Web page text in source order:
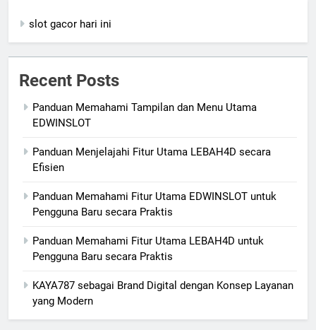
slot gacor hari ini
Recent Posts
Panduan Memahami Tampilan dan Menu Utama
EDWINSLOT
Panduan Menjelajahi Fitur Utama LEBAH4D secara
Efisien
Panduan Memahami Fitur Utama EDWINSLOT untuk
Pengguna Baru secara Praktis
Panduan Memahami Fitur Utama LEBAH4D untuk
Pengguna Baru secara Praktis
KAYA787 sebagai Brand Digital dengan Konsep Layanan
yang Modern